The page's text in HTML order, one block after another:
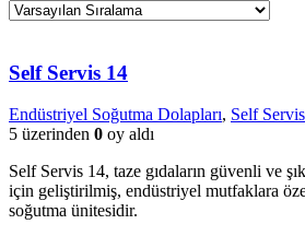
Self Servis 14
Endüstriyel Soğutma Dolapları, Self Servis
5 üzerinden 0 oy aldı
Self Servis 14, taze gıdaların güvenli ve
için geliştirilmiş, endüstriyel mutfaklara
soğutma ünitesidir.